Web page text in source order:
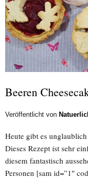
Beeren
Veröffentlicht von
Heute gibt es unglaublich
Dieses Rezept ist sehr
diesem fantastisch
Personen [sam id=”1″